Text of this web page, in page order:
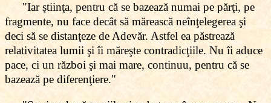
"Iar ştiinţa, pentru că se bazează numai pe părţi, pe
fragmente, nu face decât să mărească neînţelegerea şi
deci să se distanţeze de Adevăr. Astfel ea păstrează
relativitatea lumii şi îi măreşte contradicţiile. Nu îi aduce
pace, ci un război şi mai mare, continuu, pentru că se
bazează pe diferenţiere."